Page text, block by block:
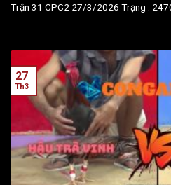
Trận 31 CPC2 27/3/2026 Trạng :
27
Th3